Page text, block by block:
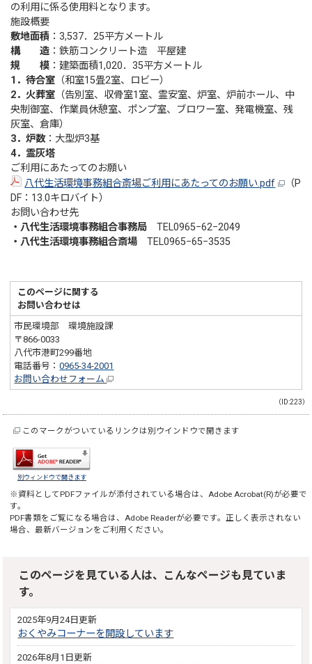
の利用に係る使用料となります。
施設概要
敷地面積 ：3,537．25平方メートル
構 造 ：鉄筋コンクリート造 平屋建
規 模 ：建築面積1,020．35平方メートル
1．待合室 （和室15畳2室、ロビー）
2．火葬室 （告別室、収骨室1室、霊安室、炉室、炉前ホール、中
央制御室、作業員休憩室、ポンプ室、ブロワー室、発電機室、残
灰室、倉庫）
3．炉数：大型炉3基
4．霊灰塔
ご利用にあたってのお願い
八代生活環境事務組合斎場ご利用にあたってのお願い.pdf
（P
DF：13.0キロバイト）
お問い合わせ先
・八代生活環境事務組合事務局 TEL0965−62−2049
・八代生活環境事務組合斎場 TEL0965−65−3535
このページに関する
お問い合わせは
市民環境部 環境施設課
〒866-0033
八代市港町299番地
電話番号：0965-34-2001
お問い合わせフォーム
（ID:223）
このマークがついているリンクは別ウインドウで開きます
別ウィンドウで開きます
※資料としてPDFファイルが添付されている場合は、Adobe Acrobat(R)が必要で
す。
PDF書類をご覧になる場合は、Adobe Readerが必要です。正しく表示されない
場合、最新バージョンをご利用ください。
このページを見ている人は、こんなページも見ていま
す。
2025年9月24日更新
おくやみコーナーを開設しています
2026年8月1日更新